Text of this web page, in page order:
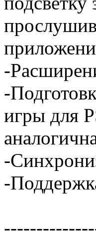
-
-
игры для
-
-